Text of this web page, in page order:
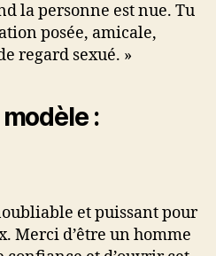
la personne est nue. Tu
posée, amicale,
regard sexué. »
:
et puissant pour
Merci d’être un homme